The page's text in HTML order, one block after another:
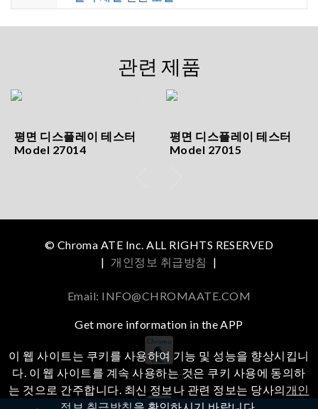
관련 제품
평면 디스플레이 테스터
Model 27014
평면 디스플레이 테스터
Model 27015
© Chroma ATE Inc. ALL RIGHTS RESERVED
| 개인정보 취급방침 |
Email: INFO@CHROMAATE.COM
Get more information in the APP
iOS Android
이 웹 사이트는 쿠키를 사용하여 기능 및 성능을 향상시킵니
다. 이 웹 사이트를 계속 사용하는 것은 쿠키 사용에 동의하
는 것으로 간주합니다. 최신 정보나 관련 정보는 당사의 개인